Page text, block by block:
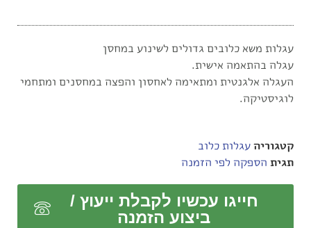
עגלות משא כלובים גדולים לשינוע במחסן
עגלה בהתאמה אישית.
העגלה אלגנטית ומתאימה לאחסון והפצה במחסנים ומתחמי
לוגיסטיקה.
קטגוריהעגלות כלוב
תגית הספקה לפי הזמנה
חייגו עכשיו לקבלת ייעוץ /
ביצוע הזמנה